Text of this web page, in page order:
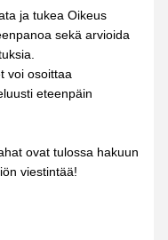
ja tukea Oikeus
sekä arvioida
voi osoittaa
eteenpäin
ovat tulossa hakuun
viestintää!